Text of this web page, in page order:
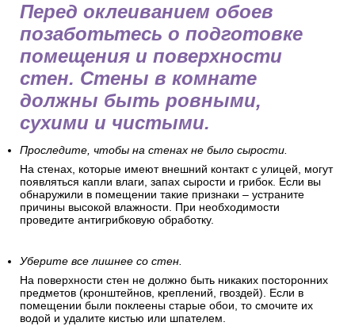
Перед оклеиванием обоев
позаботьтесь о подготовке
помещения и поверхности
стен. Стены в комнате
должны быть ровными,
сухими и чистыми.
Проследите, чтобы на стенах не было сырости.
На стенах, которые имеют внешний контакт с улицей, могут
появляться капли влаги, запах сырости и грибок. Если вы
обнаружили в помещении такие признаки – устраните
причины высокой влажности. При необходимости
проведите антигрибковую обработку.
Уберите все лишнее со стен.
На поверхности стен не должно быть никаких посторонних
предметов (кронштейнов, креплений, гвоздей). Если в
помещении были поклеены старые обои, то смочите их
водой и удалите кистью или шпателем.